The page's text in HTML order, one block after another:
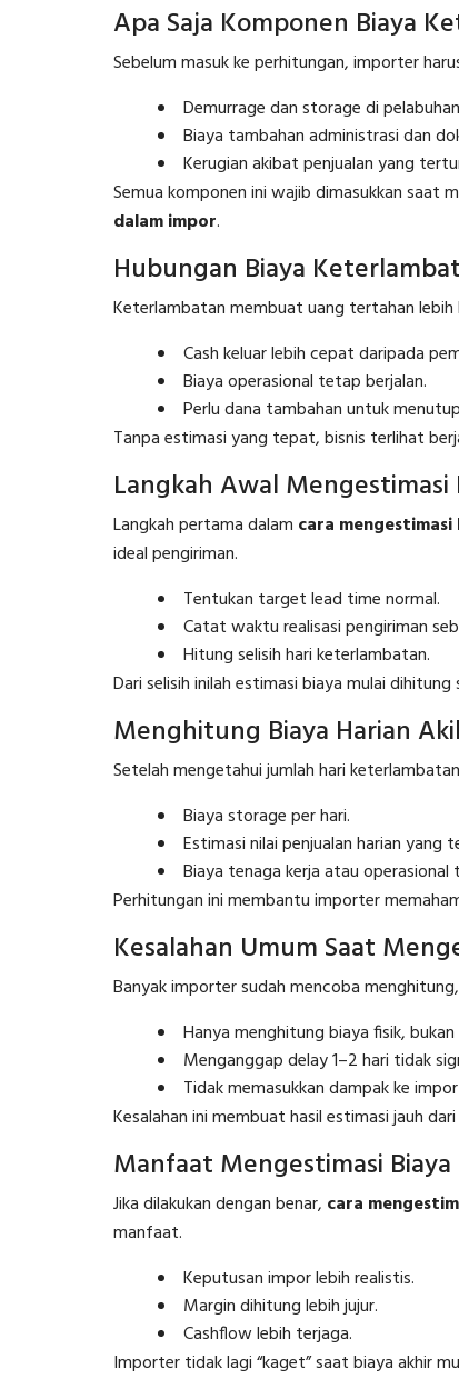
Apa Saja Komponen Biaya
Sebelum masuk ke perhitungan, importer
Demurrage dan storage di
Biaya tambahan administrasi dan
Kerugian akibat penjualan yang
Semua komponen ini wajib dimasukkan saat
dalam impor.
Hubungan Biaya
Keterlambatan membuat uang tertahan
Cash keluar lebih cepat daripada
Biaya operasional tetap berjalan.
Perlu dana tambahan untuk
Tanpa estimasi yang tepat, bisnis terlihat
Langkah Awal
Langkah pertama dalam cara
ideal pengiriman.
Tentukan target lead time normal.
Catat waktu realisasi pengiriman
Hitung selisih hari keterlambatan.
Dari selisih inilah estimasi biaya mulai dihitung
Menghitung Biaya Harian
Setelah mengetahui jumlah hari
Biaya storage per hari.
Estimasi nilai penjualan harian yang
Biaya tenaga kerja atau operasional
Perhitungan ini membantu importer
Kesalahan Umum Saat
Banyak importer sudah mencoba
Hanya menghitung biaya fisik,
Menganggap delay 1–2 hari tidak
Tidak memasukkan dampak ke
Kesalahan ini membuat hasil estimasi jauh
Manfaat Mengestimasi
Jika dilakukan dengan benar, cara
manfaat.
Keputusan impor lebih realistis.
Margin dihitung lebih jujur.
Cashflow lebih terjaga.
Importer tidak lagi “kaget” saat biaya akhir